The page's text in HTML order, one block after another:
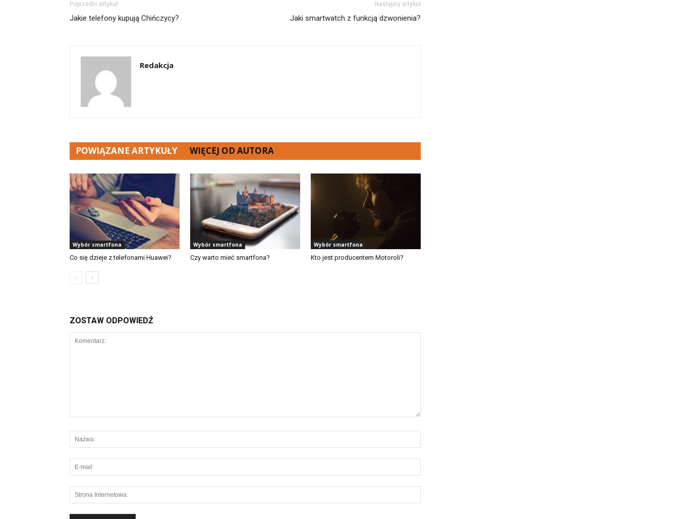
Poprzedni artykuł
Jakie telefony kupują Chińczycy?
Następny artykuł
Jaki smartwatch z funkcją dzwonienia?
Redakcja
POWIĄZANE ARTYKUŁY WIĘCEJ OD AUTORA
Wybór smartfona
Co się dzieje z telefonami Huawei?
Wybór smartfona
Czy warto mieć smartfona?
Wybór smartfona
Kto jest producentem Motoroli?
ZOSTAW ODPOWIEDŹ